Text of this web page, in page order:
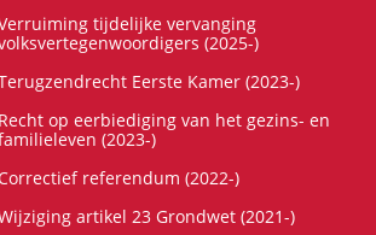
tijdelijke vervanging
(2025-)
Eerste Kamer (2023-)
Recht op eerbiediging van het gezins- en
(2023-)
referendum (2022-)
artikel 23 Grondwet (2021-)